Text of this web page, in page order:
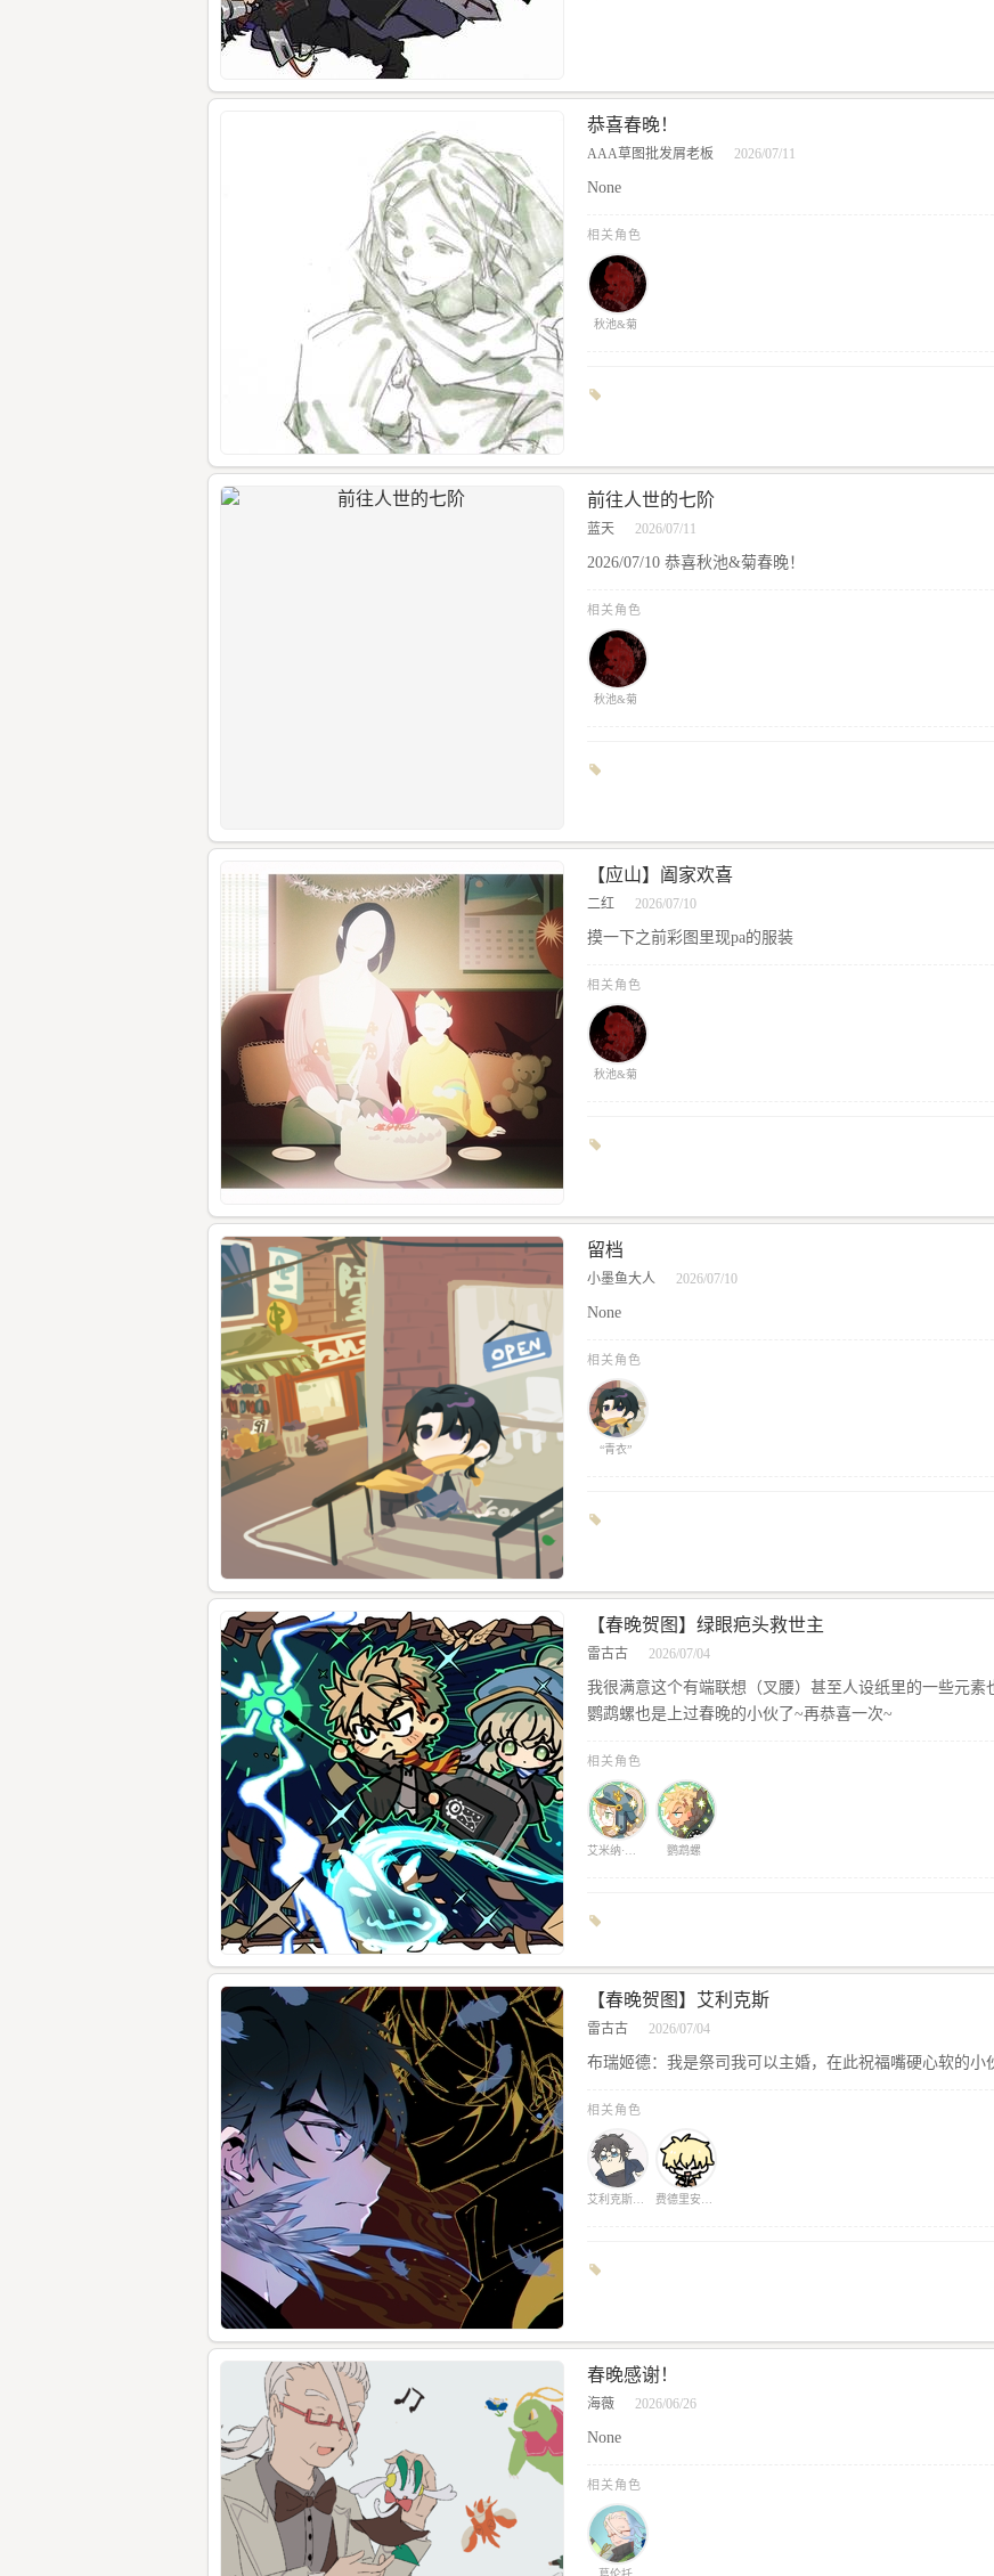
恭喜春晚！
AAA草图批发屑老板 2026/07/11
None
相关角色
秋池&菊
前往人世的七阶
蓝天 2026/07/11
2026/07/10 恭喜秋池&菊春晚！
相关角色
秋池&菊
【应山】阖家欢喜
二红 2026/07/10
摸一下之前彩图里现pa的服装
相关角色
秋池&菊
留档
小墨鱼大人 2026/07/10
None
相关角色
“青衣”
【春晚贺图】绿眼疤头救世主
雷古古 2026/07/04
我很满意这个有端联想（叉腰）甚至人设纸里的一些元素
鹦鹉螺也是上过春晚的小伙了~再恭喜一次~
相关角色
鹦鹉螺
【春晚贺图】艾利克斯
雷古古 2026/07/04
布瑞姬德：我是祭司我可以主婚，在此祝福嘴硬心软的小
相关角色
春晚感谢！
海薇 2026/06/26
None
相关角色